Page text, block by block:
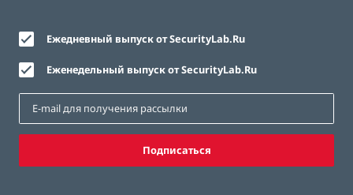
Ежедневный выпуск от SecurityLab.Ru
Еженедельный выпуск от SecurityLab.Ru
Подписаться